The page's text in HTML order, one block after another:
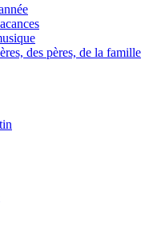
des pères, de la famille